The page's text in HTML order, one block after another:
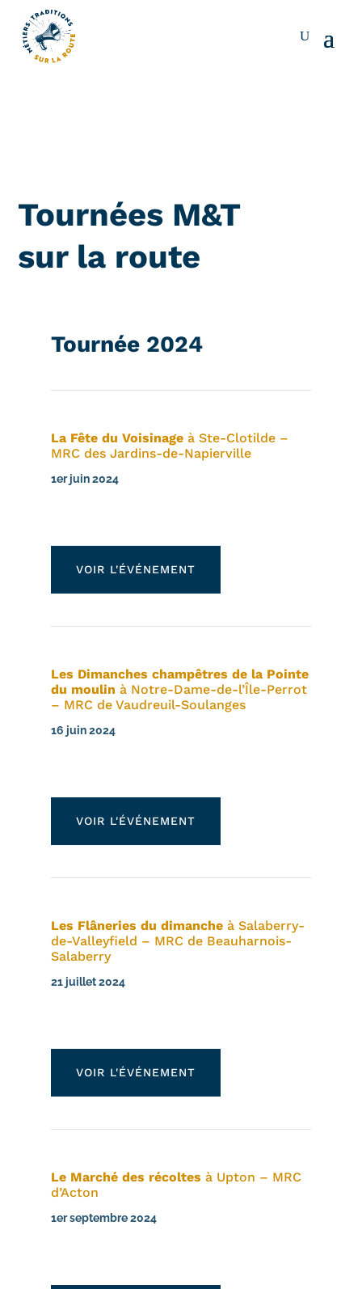
Tournées M&T
sur la route
Tournée 2024
La Fête du Voisinageà Ste-Clotilde –
MRC des Jardins-de-Napierville
1er juin 2024
VOIR L'ÉVÉNEMENT
Les Dimanches champêtres de la Pointe
du moulin à Notre-Dame-de-l’Île-Perrot
– MRC de Vaudreuil-Soulanges
16 juin 2024
VOIR L'ÉVÉNEMENT
Les Flâneries du dimancheà Salaberry-
de-Valleyfield – MRC de Beauharnois-
Salaberry
21 juillet 2024
VOIR L'ÉVÉNEMENT
Le Marché des récoltes à Upton – MRC
d’Acton
1er septembre 2024